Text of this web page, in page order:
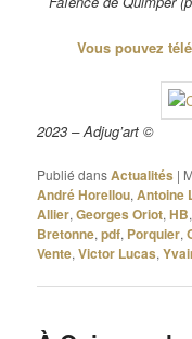
Vous pouvez
2023 – Adjug’art ©
Publié dansActualités |
André Horellou,Antoine
Allier,Georges Oriot,HB
Bretonne,pdf, Porquier,
Vente,Victor Lucas,